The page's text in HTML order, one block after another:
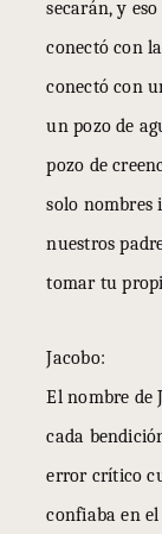
secarán, y
conectó con
conectó con
un pozo de
pozo de
solo nombres
nuestros
tomar tu
Jacobo:
El nombre de
cada
error crítico
confiaba en